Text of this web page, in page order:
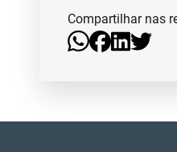
Compartilhar nas